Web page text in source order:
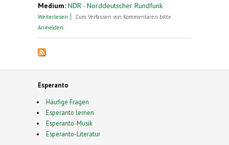
Medium: NDR - Norddeutscher Rundfunk
Weiterlesen über Esperanto-Kongress: Eine Stadt, eine
Zum Verfassen von Kommentaren bitte
Anmelden
Esperanto
Häufige Fragen
Esperanto lernen
Esperanto-Musik
Esperanto-Literatur